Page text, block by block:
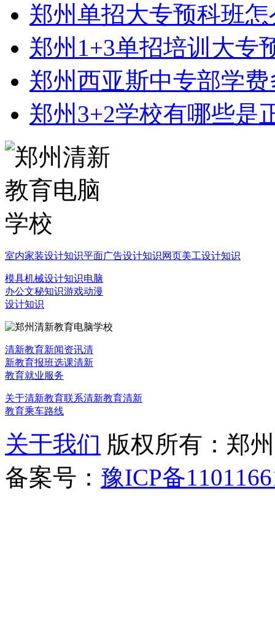
郑州单招大专预科班
郑州1+3单招培训大专
郑州西亚斯中专部学
郑州3+2学校有哪些是
室内家装设计知识平面广告设计知识网页美工设计知识
模具机械设计知识电脑
办公文秘知识游戏动漫
设计知识
清新教育新闻资讯清
新教育报班选课清新
教育就业服务
关于清新教育联系清新教育清新
教育乘车路线
关于我们 版权所有：郑
备案号： 豫ICP备